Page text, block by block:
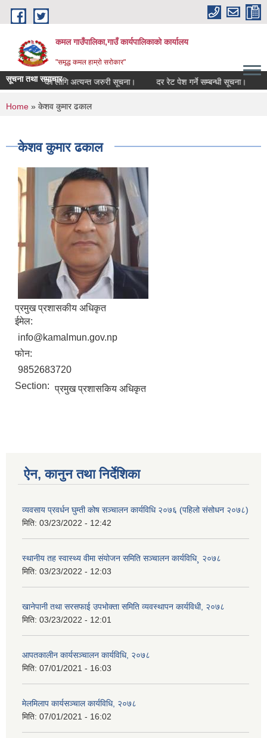
Skip to main content
कमल गाउँपालिका,गाउँ कार्यपालिकाको कार्यालय
"समृद्ध कमल हाम्रो सरोकार"
सूचना तथा समाचार
कृषकहरूका लागि अत्यन्त जरुरी सूचना। दर रेट पेश गर्ने सम्बन्धी सूचना।
You are here
Home » केशव कुमार ढकाल
केशव कुमार ढकाल
प्रमुख प्रशासकीय अधिकृत
ईमेल:
info@kamalmun.gov.np
फोन:
9852683720
Section: प्रमुख प्रशासकिय अधिकृत
ऐन, कानुन तथा निर्देशिका
व्यवसाय प्रवर्धन घुम्ती कोष सञ्चालन कार्यविधि २०७६ (पहिलो संसोधन २०७८)
मिति: 03/23/2022 - 12:42
स्थानीय तह स्वास्थ्य वीमा संयोजन समिति सञ्चालन कार्यविधि¸ २०७८
मिति: 03/23/2022 - 12:03
खानेपानी तथा सरसफाई उपभोक्ता समिति व्यवस्थापन कार्यविधी, २०७८
मिति: 03/23/2022 - 12:01
आपतकालीन कार्यसञ्चालन कार्यविधि, २०७८
मिति: 07/01/2021 - 16:03
मेलमिलाप कार्यसञ्चाल कार्यविधि, २०७८
मिति: 07/01/2021 - 16:02